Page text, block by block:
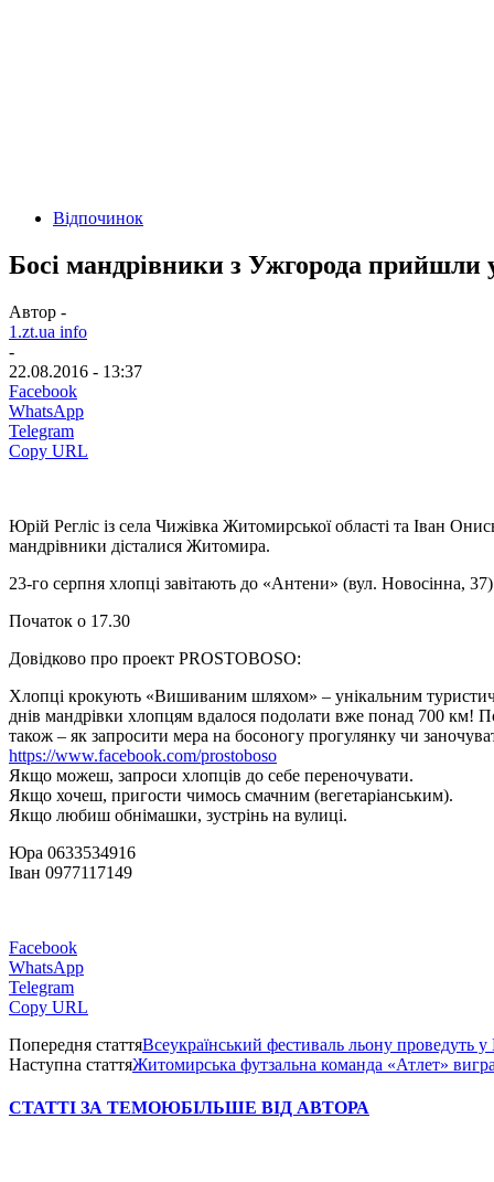
Відпочинок
Босі мандрівники з Ужгорода
Автор -
1.zt.ua info
-
22.08.2016 - 13:37
Facebook
WhatsApp
Telegram
Copy URL
Юрій Регліс із села Чижівка Житомирської області та Іван
мандрівники дісталися Житомира.
23-го серпня хлопці завітають до «Антени» (вул. Новосінна,
Початок о 17.30
Довідково про проект PROSTOBOSO:
Хлопці крокують «Вишиваним шляхом» – унікальним
днів мандрівки хлопцям вдалося подолати вже понад 700 км!
також – як запросити мера на босоногу прогулянку чи
https://www.facebook.com/prostoboso
Якщо можеш, запроси хлопців до себе переночувати.
Якщо хочеш, пригости чимось смачним (вегетаріанським).
Якщо любиш обнімашки, зустрінь на вулиці.
Юра 0633534916
Іван 0977117149
Facebook
WhatsApp
Telegram
Copy URL
Попередня статтяВсеукраїнський фестиваль льону проведуть у
Наступна статтяЖитомирська футзальна команда «Атлет»
СТАТТІ ЗА ТЕМОЮБІЛЬШЕ ВІД АВТОРА